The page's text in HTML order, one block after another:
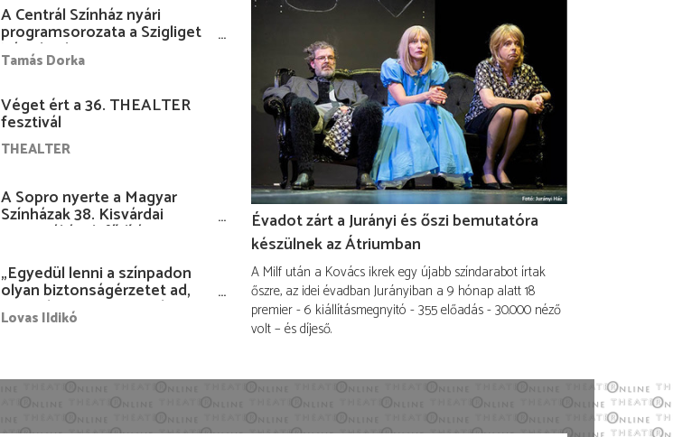
A Centrál Színház nyári
programsorozata a Szigliget
Várudvarban
Tamás Dorka
Véget ért a 36. THEALTER
fesztivál
THEALTER
A Sopro nyerte a Magyar
Színházak 38. Kisvárdai
Fesztiváljának fődíját
„Egyedül lenni a színpadon
olyan biztonságérzetet ad,
hogy lám, mindenki más
nélkül is megvagyok
Lovas Ildikó
Évadot zárt a Jurányi és őszi bemutatóra
készülnek az Átriumban
A Milf után a Kovács ikrek egy újabb színdarabot írtak
őszre, az idei évadban Jurányiban a 9 hónap alatt 18
premier - 6 kiállításmegnyitó - 355 előadás - 30.000 néző
volt – és díjeső.